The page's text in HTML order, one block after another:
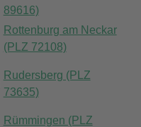
89616)
Rottenburg am Neckar
(PLZ 72108)
Rudersberg (PLZ
73635)
Rümmingen (PLZ